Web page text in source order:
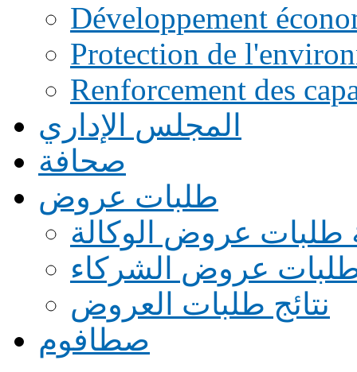
Développement
Protection de
Renforcement des
المجلس الإداري
صحافة
طلبات عروض
طلبات عروض الوكالة
طلبات عروض الشركاء
نتائج طلبات العروض
صطافوم